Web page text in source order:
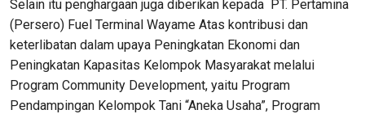
Selain itu penghargaan juga diberikan kepada PT. Pertamina
(Persero) Fuel Terminal Wayame Atas kontribusi dan
keterlibatan dalam upaya Peningkatan Ekonomi dan
Peningkatan Kapasitas Kelompok Masyarakat melalui
Program Community Development, yaitu Program
Pendampingan Kelompok Tani “Aneka Usaha”, Program